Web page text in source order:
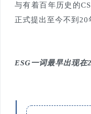
与有着百年历史的
正式提出至今不到20
ESG一词最早出现在